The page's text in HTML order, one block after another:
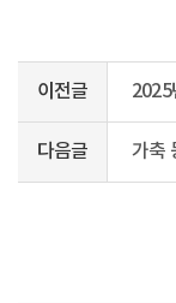
이전글 2025
다음글 가축